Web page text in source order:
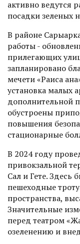
активно ведутся
посадки зеленых
В районе
работы -
прилегающих
запланировано
мечети «Раиса
установка малых
дополнительной
обустроены
повышения
стационарные
В 2024 году
привокзальной
Сал и Гете. Здесь
пешеходные
пространства,
Значительные
перед театром
озеленению и